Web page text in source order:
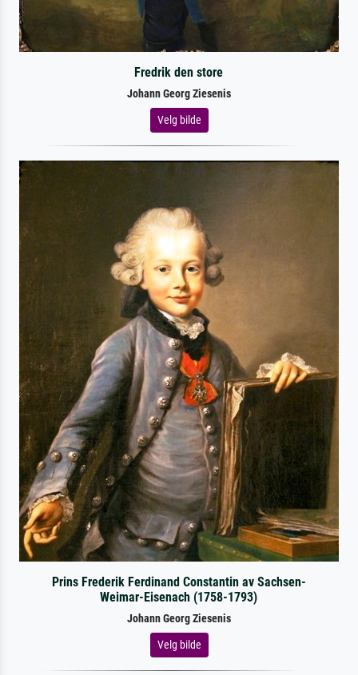
Fredrik den store
Johann Georg Ziesenis
Velg bilde
Prins Frederik Ferdinand Constantin av Sachsen-
Weimar-Eisenach (1758-1793)
Johann Georg Ziesenis
Velg bilde